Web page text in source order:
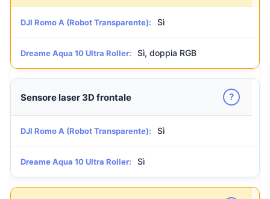
DJI Romo A (Robot Transparente): Sì
Dreame Aqua 10 Ultra Roller: Sì, doppia RGB
Sensore laser 3D frontale ?
DJI Romo A (Robot Transparente): Sì
Dreame Aqua 10 Ultra Roller: Sì